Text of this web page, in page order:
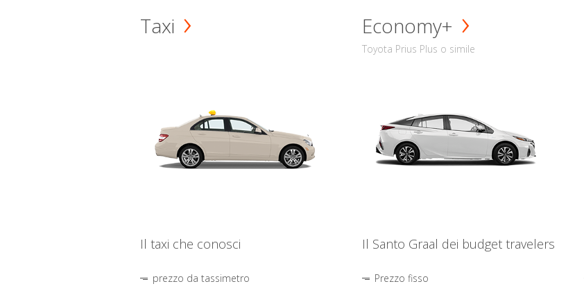
Taxi
Il taxi che conosci
prezzo da tassimetro
Economy+
Toyota Prius Plus o simile
Il Santo Graal dei budget travelers
Prezzo fisso